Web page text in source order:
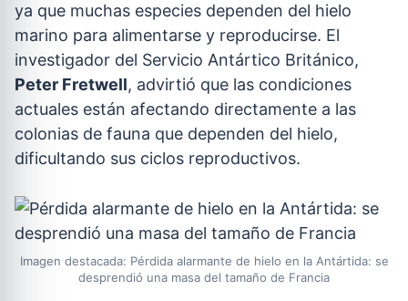
ya que muchas especies dependen del hielo
marino para alimentarse y reproducirse. El
investigador del Servicio Antártico Británico,
Peter Fretwell, advirtió que las condiciones
actuales están afectando directamente a las
colonias de fauna que dependen del hielo,
dificultando sus ciclos reproductivos.
Imagen destacada: Pérdida alarmante de hielo en la Antártida: se
desprendió una masa del tamaño de Francia